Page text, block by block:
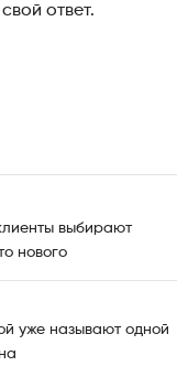
ответ.
выбирают
нового
уже называют одной